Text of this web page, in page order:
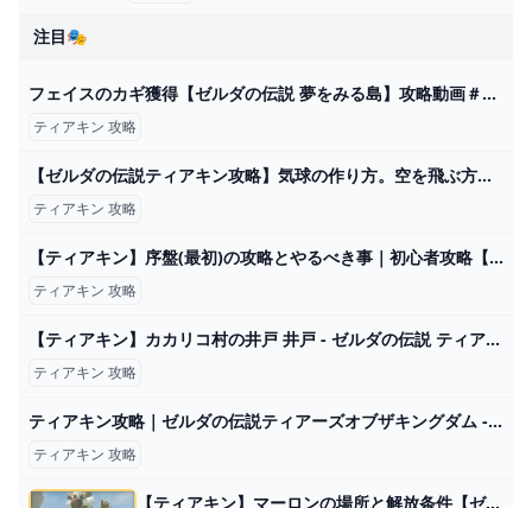
注目🎭
フェイスのカギ獲得【ゼルダの伝説 夢をみる島】攻略動画＃11 - YouTube
ティアキン 攻略
【ゼルダの伝説ティアキン攻略】気球の作り方。空を飛ぶ方法【ティアーズ オブ ザ キングダム】 ゲーム・エンタメ最新情報のファミ通.com
ティアキン 攻略
【ティアキン】序盤(最初)の攻略とやるべき事｜初心者攻略【ティアーズオブザキングダム】 - ゲームウィズ
ティアキン 攻略
【ティアキン】カカリコ村の井戸 井戸 - ゼルダの伝説 ティアーズオブザキングダム 攻略Wiki ティアキン ： ヘイグ攻略まとめWiki
ティアキン 攻略
ティアキン攻略｜ゼルダの伝説ティアーズオブザキングダム - ゲームウィズ
ティアキン 攻略
【ティアキン】マーロンの場所と解放条件【ゼルダの伝説ティアーズオブザキングダム】